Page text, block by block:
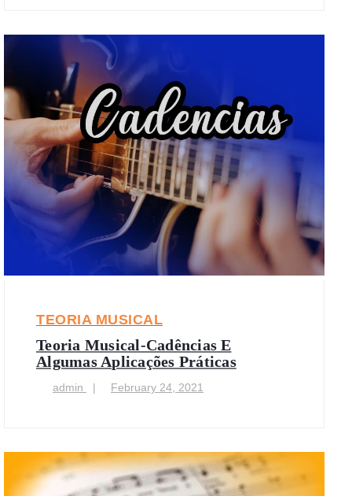
TEORIA MUSICAL
Teoria Musical-Cadências E
Algumas Aplicações Práticas
admin February 24, 2021